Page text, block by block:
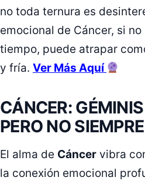
no toda ternura es
emocional de Cáncer, si
tiempo, puede atrapar
y fría. Ver Más Aquí
CÁNCER:
PERO NO
El alma de Cáncer vibra
la conexión emocional